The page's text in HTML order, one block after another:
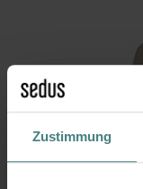
Zustimmung